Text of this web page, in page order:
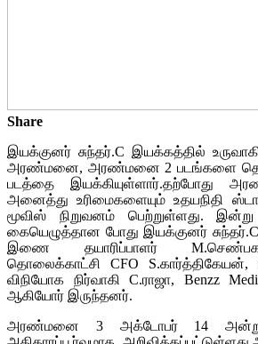
Share
இயக்குனர் சுந்தர்.C இயக்கத்தில்
அரண்மனை, அரண்மனை 2 படங்களை
படத்தை இயக்கியுள்ளார்.தற்போது
அனைத்து உரிமைகளையும் உதயநிதி
மூவிஸ் நிறுவனம் பெற்றுள்ளது.
கையெழுத்தான போது இயக்குனர்
இணை தயாரிப்பாளர்
தொலைக்காட்சி CFO
விநியோக நிர்வாகி C.ராஜா, Benzz
ஆகியோர் இருந்தனர்.
அரண்மனை 3 அக்டோபர் 14 அன்று